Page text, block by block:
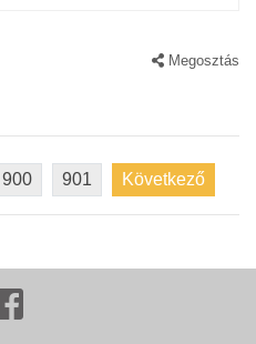
Megosztás
900 901 Következő